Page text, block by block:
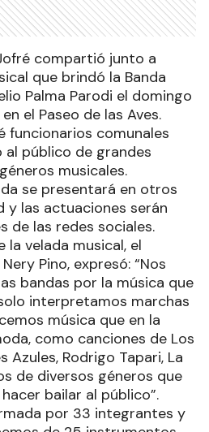
compartió junto a
que brindó la Banda
Palma Parodi el domingo
el Paseo de las Aves.
funcionarios comunales
público de grandes
musicales.
se presentará en otros
y las actuaciones serán
de las redes sociales.
la velada musical, el
Pino, expresó: “Nos
bandas por la música que
interpretamos marchas
música que en la
como canciones de Los
Azules, Rodrigo Tapari, La
de diversos géneros que
bailar al público”.
por 33 integrantes y